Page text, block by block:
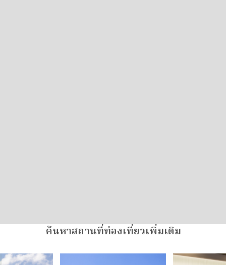
ค้นหาสถานที่ท่องเที่ยวเพิ่มเติม